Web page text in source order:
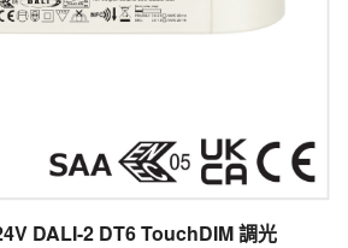
DALI-2 DT6 TouchDIM 調光